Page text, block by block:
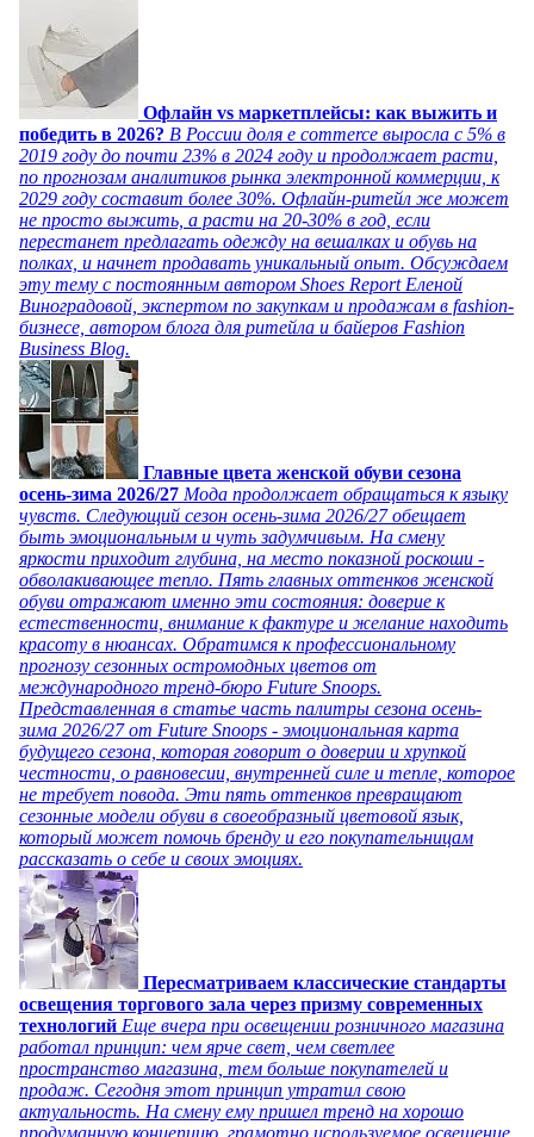
Офлайн vs маркетплейсы: как выжить и
победить в 2026? В России доля e commerce выросла с 5% в
2019 году до почти 23% в 2024 году и продолжает расти,
по прогнозам аналитиков рынка электронной коммерции, к
2029 году составит более 30%. Офлайн-ритейл же может
не просто выжить, а расти на 20-30% в год, если
перестанет предлагать одежду на вешалках и обувь на
полках, и начнет продавать уникальный опыт. Обсуждаем
эту тему с постоянным автором Shoes Report Еленой
Виноградовой, экспертом по закупкам и продажам в fashion-
бизнесе, автором блога для ритейла и байеров Fashion
Business Blog.
Главные цвета женской обуви сезона
осень-зима 2026/27 Мода продолжает обращаться к языку
чувств. Следующий сезон осень-зима 2026/27 обещает
быть эмоциональным и чуть задумчивым. На смену
яркости приходит глубина, на место показной роскоши -
обволакивающее тепло. Пять главных оттенков женской
обуви отражают именно эти состояния: доверие к
естественности, внимание к фактуре и желание находить
красоту в нюансах. Обратимся к профессиональному
прогнозу сезонных остромодных цветов от
международного тренд-бюро Future Snoops.
Представленная в статье часть палитры сезона осень-
зима 2026/27 от Future Snoops - эмоциональная карта
будущего сезона, которая говорит о доверии и хрупкой
честности, о равновесии, внутренней силе и тепле, которое
не требует повода. Эти пять оттенков превращают
сезонные модели обуви в своеобразный цветовой язык,
который может помочь бренду и его покупательницам
рассказать о себе и своих эмоциях.
Пересматриваем классические стандарты
освещения торгового зала через призму современных
технологий Еще вчера при освещении розничного магазина
работал принцип: чем ярче свет, чем светлее
пространство магазина, тем больше покупателей и
продаж. Сегодня этот принцип утратил свою
актуальность. На смену ему пришел тренд на хорошо
продуманную концепцию, грамотно используемое освещение,